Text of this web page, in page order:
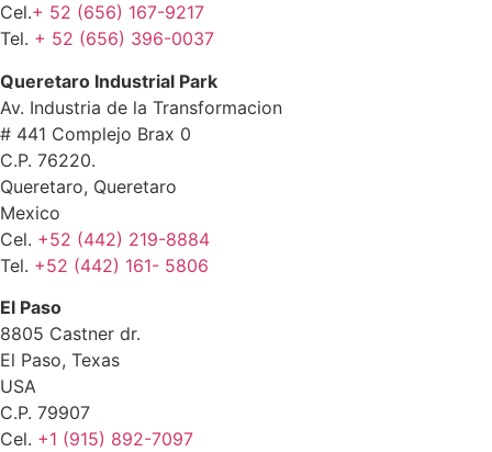
Cel.+ 52 (656) 167-9217
Tel. + 52 (656) 396-0037
Queretaro Industrial Park
Av. Industria de la Transformacion
# 441 Complejo Brax 0
C.P. 76220.
Queretaro, Queretaro
Mexico
Cel. +52 (442) 219-8884
Tel. +52 (442) 161- 5806
El Paso
8805 Castner dr.
El Paso, Texas
USA
C.P. 79907
Cel. +1 (915) 892-7097